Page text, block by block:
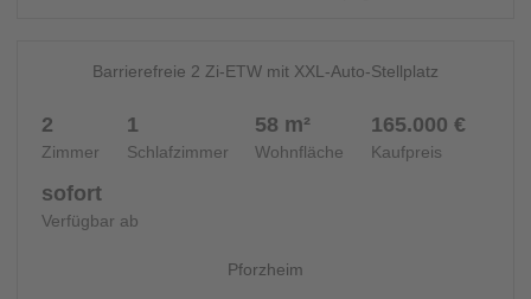
Barrierefreie 2 Zi-ETW mit XXL-Auto-Stellplatz
2
Zimmer
1
Schlafzimmer
58 m²
Wohnfläche
165.000 €
Kaufpreis
sofort
Verfügbar ab
Pforzheim